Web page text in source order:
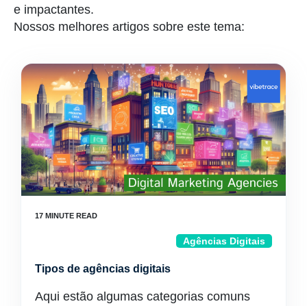
e impactantes.
Nossos melhores artigos sobre este tema:
Agências Digitais
Tipos de agências digitais
Aqui estão algumas categorias comuns